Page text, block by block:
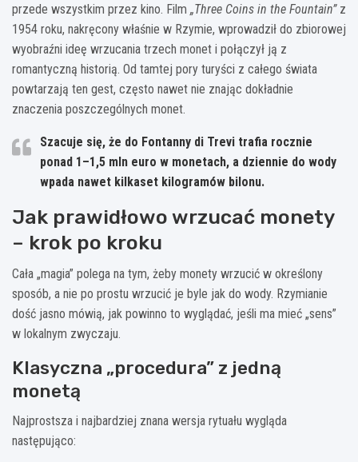
przede wszystkim przez kino. Film „Three Coins in the Fountain”z
1954 roku, nakręcony właśnie w Rzymie, wprowadził do zbiorowej
wyobraźni ideę wrzucania trzech monet i połączył ją z
romantyczną historią. Od tamtej pory turyści z całego świata
powtarzają ten gest, często nawet nie znając dokładnie
znaczenia poszczególnych monet.
Szacuje się, że do Fontanny di Trevi trafia rocznie
ponad 1–1,5 mln euro w monetach, a dziennie do wody
wpada nawet kilkaset kilogramów bilonu.
Jak prawidłowo wrzucać monety
– krok po kroku
Cała „magia” polega na tym, żeby monety wrzucić w określony
sposób, a nie po prostu wrzucić je byle jak do wody. Rzymianie
dość jasno mówią, jak powinno to wyglądać, jeśli ma mieć „sens”
w lokalnym zwyczaju.
Klasyczna „procedura” z jedną
monetą
Najprostsza i najbardziej znana wersja rytuału wygląda
następująco: